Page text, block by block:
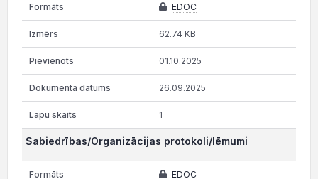
EDOC
62.74 KB
01.10.2025
26.09.2025
1
Sabiedrības/Organizācijas protokoli/lēmumi
EDOC